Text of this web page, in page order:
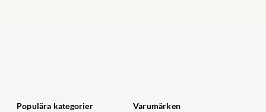
Populära kategorier Varumärken